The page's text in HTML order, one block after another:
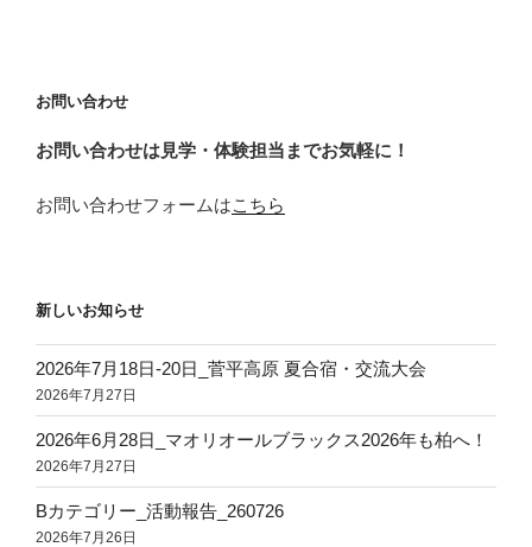
お問い合わせ
お問い合わせは見学・体験担当までお気軽に！
お問い合わせフォームはこちら
新しいお知らせ
2026年7月18日‐20日_菅平高原 夏合宿・交流大会
2026年7月27日
2026年6月28日_マオリオールブラックス2026年も柏へ！
2026年7月27日
Bカテゴリー_活動報告_260726
2026年7月26日